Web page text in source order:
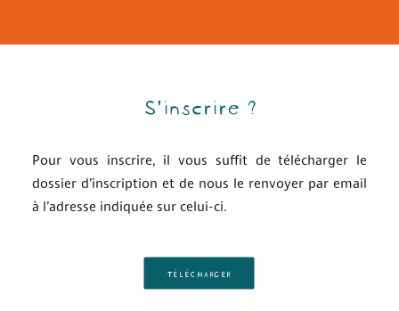
S'inscrire ?
Pour vous inscrire, il vous suffit de télécharger le
dossier d’inscription et de nous le renvoyer par email
à l’adresse indiquée sur celui-ci.
TÉLÉCHARGER